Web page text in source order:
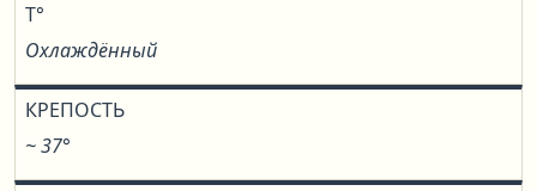
T°
Охлаждённый
КРЕПОСТЬ
~ 37°